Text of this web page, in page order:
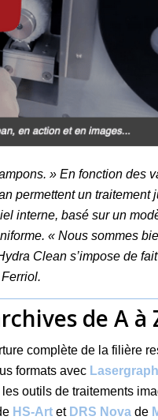
» En fonction des
permettent un traitement
interne, basé sur un
« Nous sommes
Clean s’impose de
de A à
complète de la filière
formats avec
outils de traitements
HS-Art et DRS Nova de